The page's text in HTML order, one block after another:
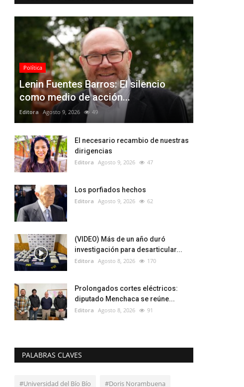
Política
Lenin Fuentes Barros: El silencio
como medio de acción...
Editora Agosto 9, 2026 49
El necesario recambio de nuestras
dirigencias
Editora Agosto 9, 2026 47
Los porfiados hechos
Editora Agosto 9, 2026 62
(VIDEO) Más de un año duró
investigación para desarticular...
Editora Agosto 8, 2026 170
Prolongados cortes eléctricos:
diputado Menchaca se reúne...
Editora Agosto 8, 2026 91
PALABRAS CLAVES
#Universidad del Bío Bío #Doris Norambuena